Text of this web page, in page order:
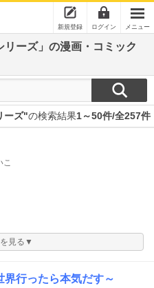
新規登録 ログイン メニュー
リーズ」の漫画・コミック
ーズ"の検索結果1～50件/全257件
こ
見る▼
界行ったら本気だす～